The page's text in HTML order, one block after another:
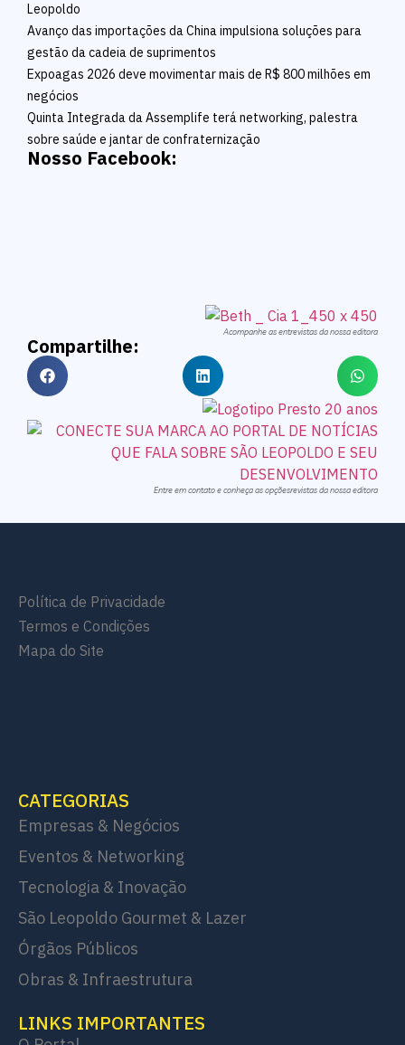
Leopoldo
Avanço das importações da China impulsiona soluções para
gestão da cadeia de suprimentos
Expoagas 2026 deve movimentar mais de R$ 800 milhões em
negócios
Quinta Integrada da Assemplife terá networking, palestra
sobre saúde e jantar de confraternização
Nosso Facebook:
Acompanhe as entrevistas da nossa editora
Compartilhe:
Entre em contato e conheça as opçõesrevistas da nossa editora
Política de Privacidade
Termos e Condições
Mapa do Site
CATEGORIAS
Empresas & Negócios
Eventos & Networking
Tecnologia & Inovação
São Leopoldo Gourmet & Lazer
Órgãos Públicos
Obras & Infraestrutura
LINKS IMPORTANTES